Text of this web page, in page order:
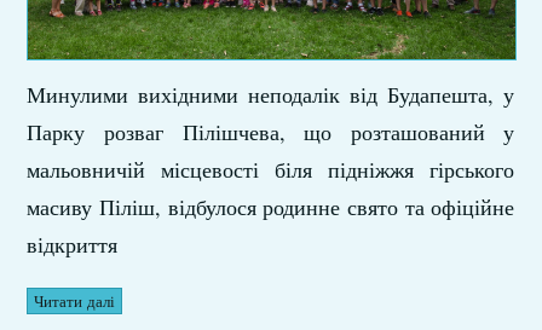
Минулими вихідними неподалік від Будапешта, у
Парку розваг Пілішчева, що розташований у
мальовничій місцевості біля підніжжя гірського
масиву Піліш, відбулося родинне свято та офіційне
відкриття
Читати далі